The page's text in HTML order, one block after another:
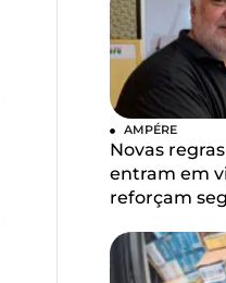
AMPÉRE
Novas
entram em
reforçam